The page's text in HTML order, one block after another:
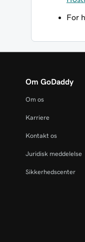
For
Om GoDaddy
Om os
Karriere
Kontakt os
Juridisk meddelelse
Sikkerhedscenter